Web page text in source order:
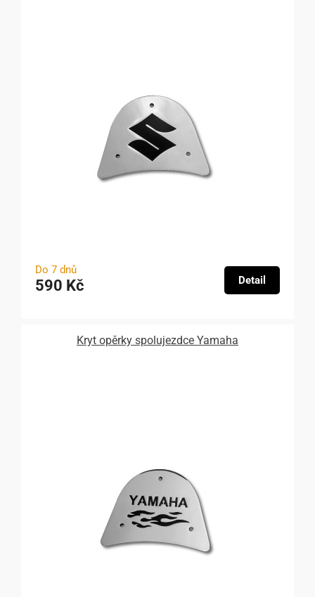
Do 7 dnů
590 Kč Detail
Kryt opěrky spolujezdce Yamaha